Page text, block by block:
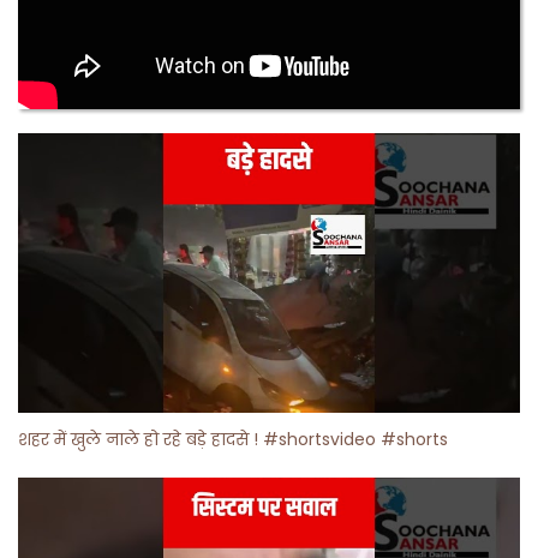
शहर में खुले नाले हो रहे बड़े हादसे ! #shortsvideo #shorts